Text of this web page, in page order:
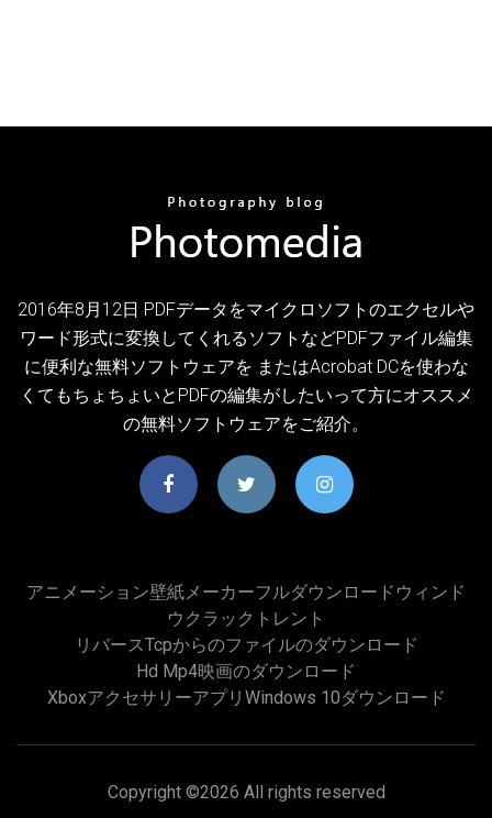
2016年8月12日 PDFデータをマイクロソフトのエクセルや
ワード形式に変換してくれるソフトなどPDFファイル編集
に便利な無料ソフトウェアを またはAcrobat DCを使わな
くてもちょちょいとPDFの編集がしたいって方にオススメ
の無料ソフトウェアをご紹介。
アニメーション壁紙メーカーフルダウンロードウィンド
ウクラックトレント
リバースtcpからのファイルのダウンロード
Hd Mp4映画のダウンロード
Xboxアクセサリーアプリwindows 10ダウンロード
Copyright ©2026 All rights reserved